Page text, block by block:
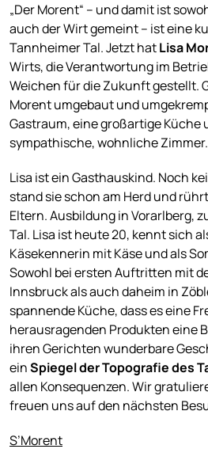
„Der Morent“ – und damit ist
auch der Wirt gemeint – ist eine
Tannheimer Tal. Jetzt hatLisa
Wirts, die Verantwortung im
Weichen für die Zukunft gestellt.
Morent umgebaut und
Gastraum, eine großartige Küche
sympathische, wohnliche
Lisa ist ein Gasthauskind. Noch
stand sie schon am Herd und
Eltern. Ausbildung in Vorarlberg,
Tal. Lisa ist heute 20, kennt sich
Käsekennerin mit Käse und als
Sowohl bei ersten Auftritten mit
Innsbruck als auch daheim in
spannende Küche, dass es eine
herausragenden Produkten eine
ihren Gerichten wunderbare
einSpiegel der Topografie des
allen Konsequenzen. Wir
freuen uns auf den nächsten
S’Morent